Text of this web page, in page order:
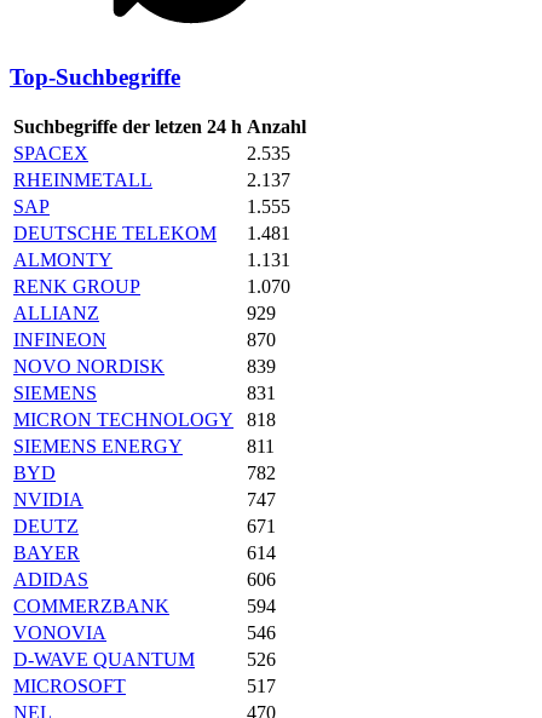
Top-Suchbegriffe
Suchbegriffe der letzen 24 h Anzahl
SPACEX
2.535
RHEINMETALL
2.137
SAP
1.555
DEUTSCHE TELEKOM
1.481
ALMONTY
1.131
RENK GROUP
1.070
ALLIANZ
929
INFINEON
870
NOVO NORDISK
839
SIEMENS
831
MICRON TECHNOLOGY
818
SIEMENS ENERGY
811
BYD
782
NVIDIA
747
DEUTZ
671
BAYER
614
ADIDAS
606
COMMERZBANK
594
VONOVIA
546
D-WAVE QUANTUM
526
MICROSOFT
517
NEL
470